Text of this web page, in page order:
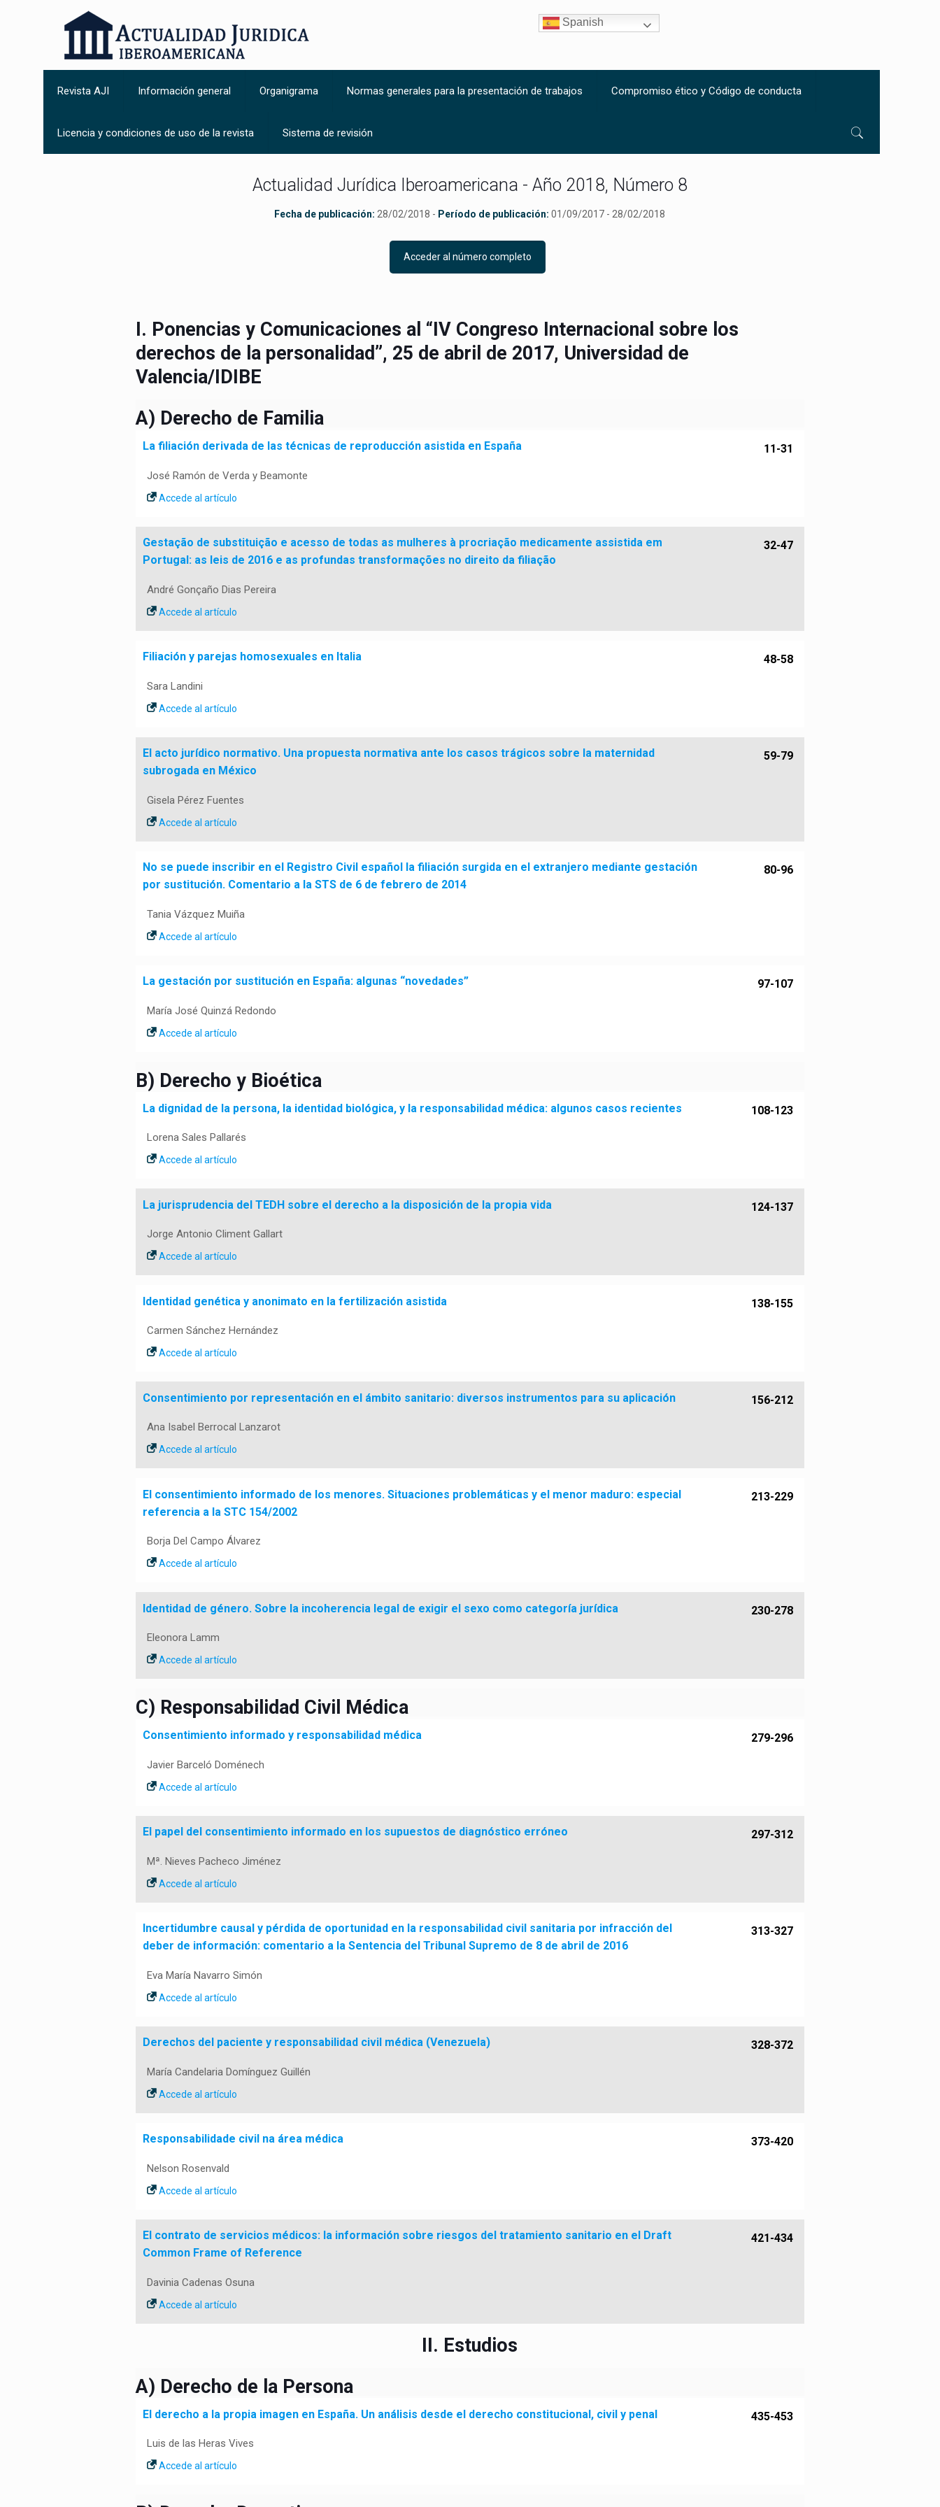
Revista AJI Información general Organigrama Normas generales para la presentación de trabajos Compromiso ético y Código de conducta
Licencia y condiciones de uso de la revista Sistema de revisión
Spanish
Actualidad Jurídica Iberoamericana - Año 2018, Número 8
Fecha de publicación: 28/02/2018 - Período de publicación: 01/09/2017 - 28/02/2018
Acceder al número completo
I. Ponencias y Comunicaciones al “IV Congreso Internacional sobre los
derechos de la personalidad”, 25 de abril de 2017, Universidad de
Valencia/IDIBE
A) Derecho de Familia
La filiación derivada de las técnicas de reproducción asistida en España 11-31
José Ramón de Verda y Beamonte
Accede al artículo
Gestação de substituição e acesso de todas as mulheres à procriação medicamente assistida em
Portugal: as leis de 2016 e as profundas transformações no direito da filiação
32-47
André Gonçaño Dias Pereira
Accede al artículo
Filiación y parejas homosexuales en Italia 48-58
Sara Landini
Accede al artículo
El acto jurídico normativo. Una propuesta normativa ante los casos trágicos sobre la maternidad
subrogada en México
59-79
Gisela Pérez Fuentes
Accede al artículo
No se puede inscribir en el Registro Civil español la filiación surgida en el extranjero mediante gestación
por sustitución. Comentario a la STS de 6 de febrero de 2014
80-96
Tania Vázquez Muiña
Accede al artículo
La gestación por sustitución en España: algunas “novedades” 97-107
María José Quinzá Redondo
Accede al artículo
B) Derecho y Bioética
La dignidad de la persona, la identidad biológica, y la responsabilidad médica: algunos casos recientes 108-123
Lorena Sales Pallarés
Accede al artículo
La jurisprudencia del TEDH sobre el derecho a la disposición de la propia vida 124-137
Jorge Antonio Climent Gallart
Accede al artículo
Identidad genética y anonimato en la fertilización asistida 138-155
Carmen Sánchez Hernández
Accede al artículo
Consentimiento por representación en el ámbito sanitario: diversos instrumentos para su aplicación 156-212
Ana Isabel Berrocal Lanzarot
Accede al artículo
El consentimiento informado de los menores. Situaciones problemáticas y el menor maduro: especial
referencia a la STC 154/2002
213-229
Borja Del Campo Álvarez
Accede al artículo
Identidad de género. Sobre la incoherencia legal de exigir el sexo como categoría jurídica 230-278
Eleonora Lamm
Accede al artículo
C) Responsabilidad Civil Médica
Consentimiento informado y responsabilidad médica 279-296
Javier Barceló Doménech
Accede al artículo
El papel del consentimiento informado en los supuestos de diagnóstico erróneo 297-312
Mª. Nieves Pacheco Jiménez
Accede al artículo
Incertidumbre causal y pérdida de oportunidad en la responsabilidad civil sanitaria por infracción del
deber de información: comentario a la Sentencia del Tribunal Supremo de 8 de abril de 2016
313-327
Eva María Navarro Simón
Accede al artículo
Derechos del paciente y responsabilidad civil médica (Venezuela) 328-372
María Candelaria Domínguez Guillén
Accede al artículo
Responsabilidade civil na área médica 373-420
Nelson Rosenvald
Accede al artículo
El contrato de servicios médicos: la información sobre riesgos del tratamiento sanitario en el Draft
Common Frame of Reference
421-434
Davinia Cadenas Osuna
Accede al artículo
II. Estudios
A) Derecho de la Persona
El derecho a la propia imagen en España. Un análisis desde el derecho constitucional, civil y penal 435-453
Luis de las Heras Vives
Accede al artículo